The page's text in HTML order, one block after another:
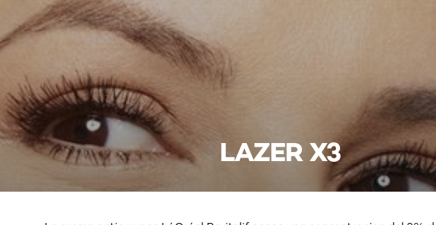
LAZER X3